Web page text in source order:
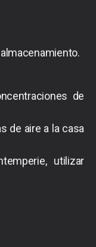
de
de aire a la casa
utilizar